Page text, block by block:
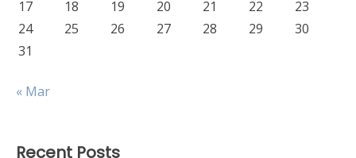
17
18 19 20 21 22
23
24
25 26 27 28 29
30
31
« Mar
Recent Posts